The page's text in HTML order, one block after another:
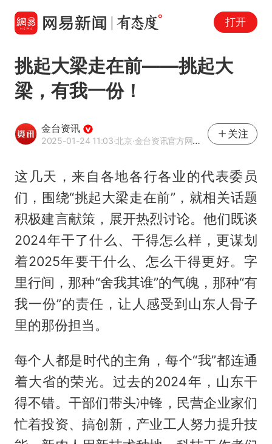
打开
挑起大梁走在前——挑起大
梁，有我一份！
金台资讯
2025-01-24 11:03·北京·金台资讯官方网易号
关注
这几天，来自各地各行各业的代表委员
们，围绕“挑起大梁走在前”，就相关话题
积极建言献策，展开热烈讨论。他们既谈
2024年干了什么、干得怎么样，更谋划
着2025年要干什么、怎么干得更好。字
里行间，那种“舍我其谁”的气魄，那种“有
我一份”的责任，让人感受到山东人骨子
里的那份担当。
每个人都是时代的主角，每个“我”都连通
着大省的荣光。过去的2024年，山东干
得不错。干部们带头冲锋，民营企业家们
忙着投资、搞创新，产业工人努力提升技